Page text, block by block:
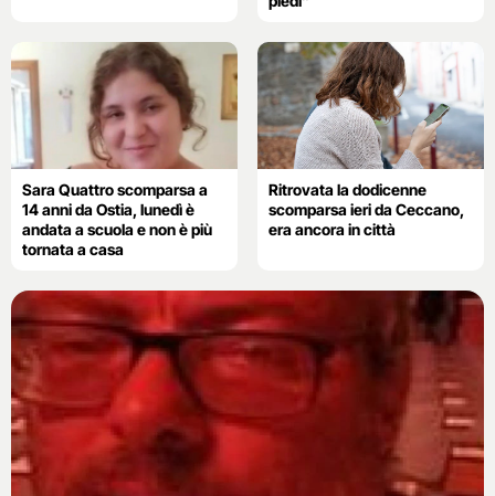
Sara Quattro scomparsa a
14 anni da Ostia, lunedì è
andata a scuola e non è più
tornata a casa
Ritrovata la dodicenne
scomparsa ieri da Ceccano,
era ancora in città